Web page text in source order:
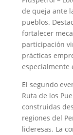
de queja ante
pueblos.
fortalecer
participación
prácticas
especialmente
El segundo
Ruta de los
construidas
regiones del
lideresas. La